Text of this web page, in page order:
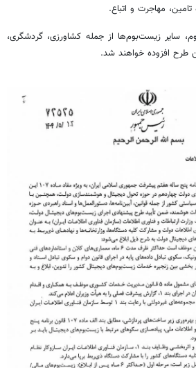
مهاجرت و اتباع.
سایر زیست‌بوم‌ها از جمله کشاورزی، گردشگری،
طرح افزوده خواهند شد.